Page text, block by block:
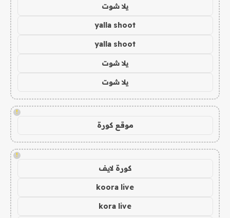
يلا شوت
yalla shoot
yalla shoot
يلا شوت
يلا شوت
!
موقع كورة
!
كورة لايف
koora live
kora live